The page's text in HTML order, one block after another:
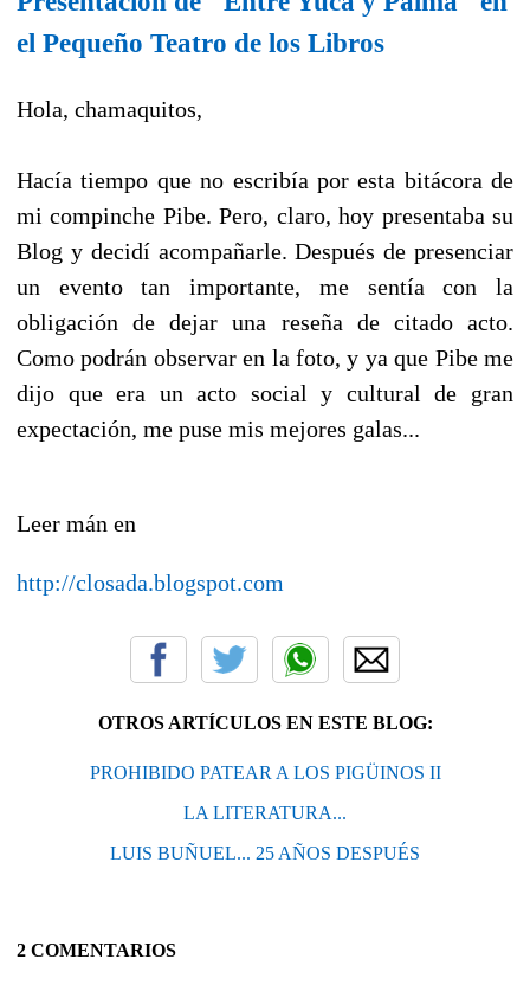
el Pequeño Teatro de los Libros
Hola, chamaquitos,
Hacía tiempo que no escribía por esta bitácora de
mi compinche Pibe. Pero, claro, hoy presentaba su
Blog y decidí acompañarle. Después de presenciar
un evento tan importante, me sentía con la
obligación de dejar una reseña de citado acto.
Como podrán observar en la foto, y ya que Pibe me
dijo que era un acto social y cultural de gran
expectación, me puse mis mejores galas...
Leer mán en
http://closada.blogspot.com
OTROS ARTÍCULOS EN ESTE BLOG:
PROHIBIDO PATEAR A LOS PIGÜINOS II
LA LITERATURA...
LUIS BUÑUEL... 25 AÑOS DESPUÉS
2 COMENTARIOS